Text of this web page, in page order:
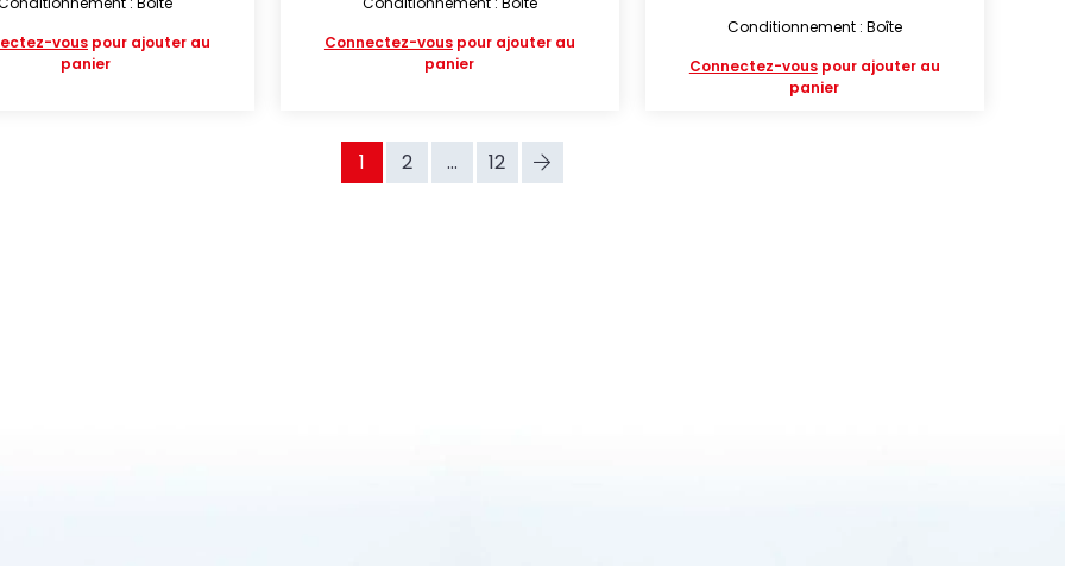
vous pour ajouter au
panier
Connectez-vouspour ajouter au
panier
Conditionnement : Boîte
Connectez-vouspour ajouter au
panier
1 2 ... 12